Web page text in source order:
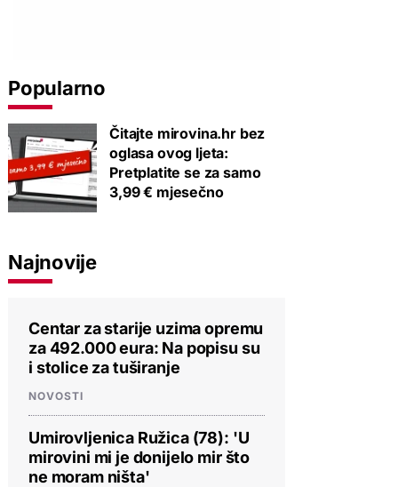
Popularno
Čitajte mirovina.hr bez
oglasa ovog ljeta:
Pretplatite se za samo
3,99 € mjesečno
Najnovije
Centar za starije uzima opremu
za 492.000 eura: Na popisu su
i stolice za tuširanje
NOVOSTI
Umirovljenica Ružica (78): 'U
mirovini mi je donijelo mir što
ne moram ništa'